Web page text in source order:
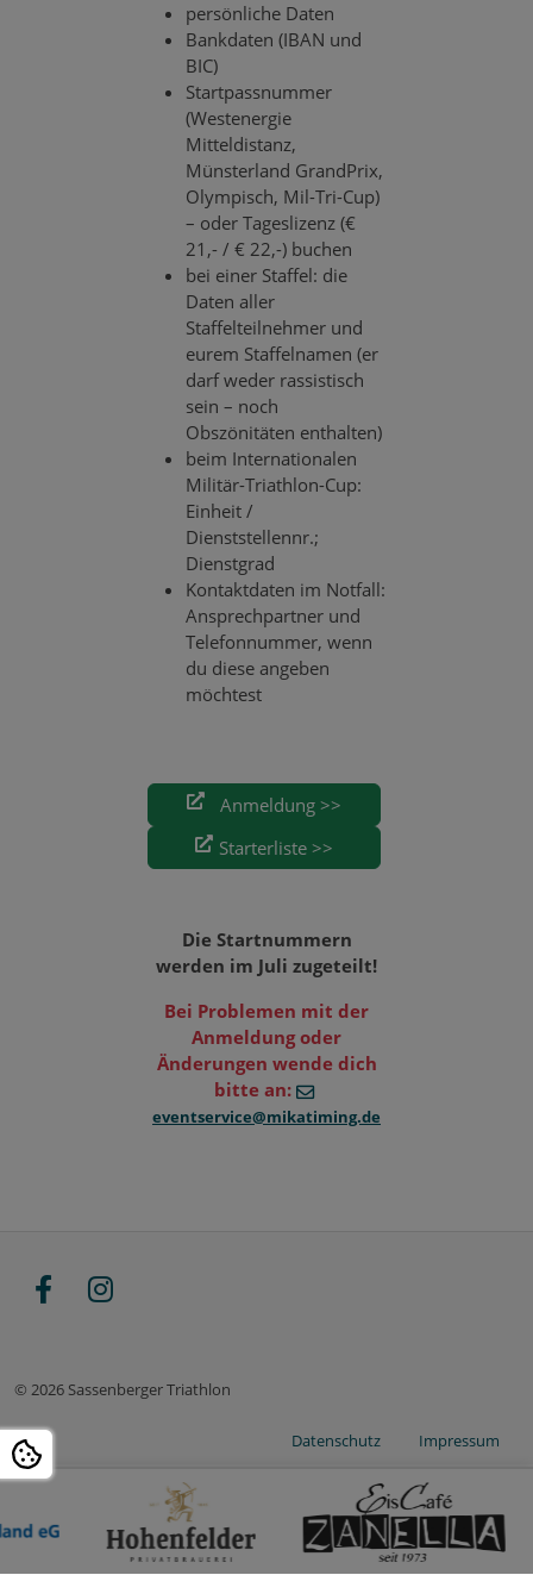
persönliche Daten
Bankdaten (IBAN und
BIC)
Startpassnummer
(Westenergie
Mitteldistanz,
Münsterland GrandPrix,
Olympisch, Mil-Tri-Cup)
– oder Tageslizenz (€
21,- / € 22,-) buchen
bei einer Staffel: die
Daten aller
Staffelteilnehmer und
eurem Staffelnamen (er
darf weder rassistisch
sein – noch
Obszönitäten enthalten)
beim Internationalen
Militär-Triathlon-Cup:
Einheit /
Dienststellennr.;
Dienstgrad
Kontaktdaten im Notfall:
Ansprechpartner und
Telefonnummer, wenn
du diese angeben
möchtest
Anmeldung >>
Starterliste >>
Die Startnummern
werden im Juli zugeteilt!
Bei Problemen mit der
Anmeldung oder
Änderungen wende dich
bitte an:
eventservice@mikatiming.de
© 2026 Sassenberger Triathlon
Datenschutz Impressum